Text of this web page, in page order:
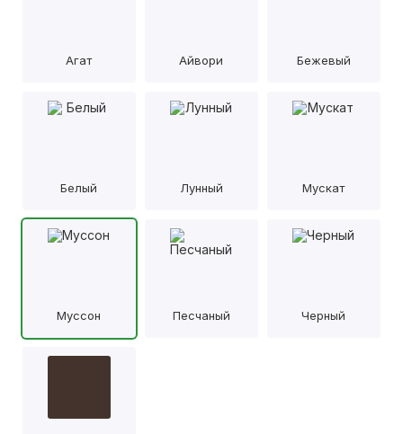
Агат Айвори Бежевый
Белый Лунный Мускат
Муссон Песчаный Черный